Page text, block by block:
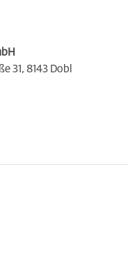
31, 8143 Dobl